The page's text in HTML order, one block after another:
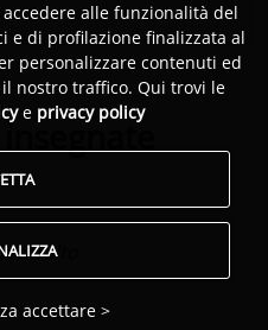
alle funzionalità del
e di profilazione finalizzata al
personalizzare contenuti ed
nostro traffico. Qui trovi le
e privacy policy
accettare >